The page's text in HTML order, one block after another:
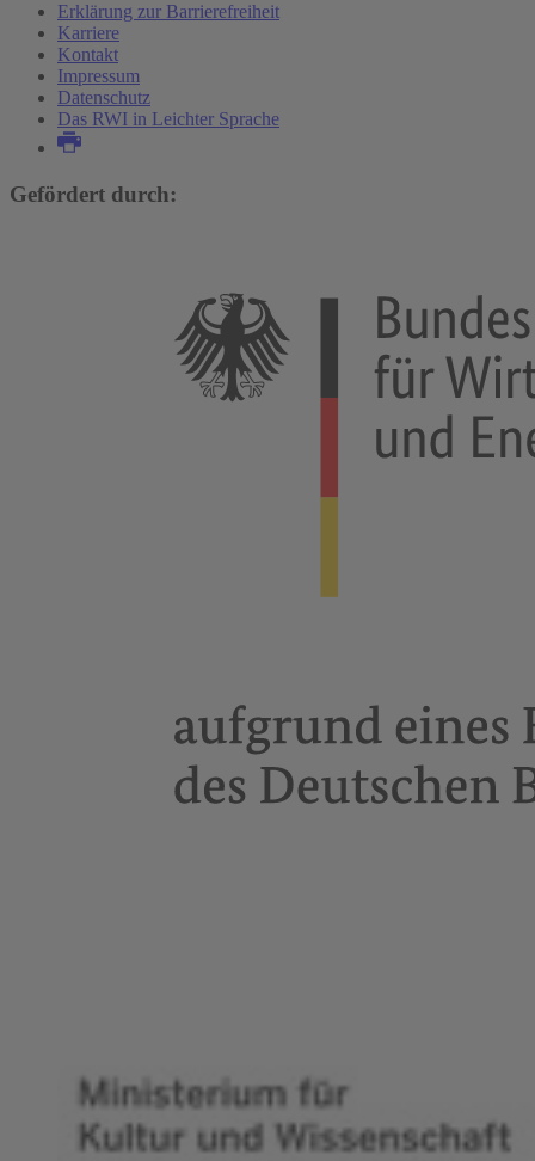
Erklärung zur Barrierefreiheit
Karriere
Kontakt
Impressum
Datenschutz
Das RWI in Leichter Sprache
Gefördert durch: